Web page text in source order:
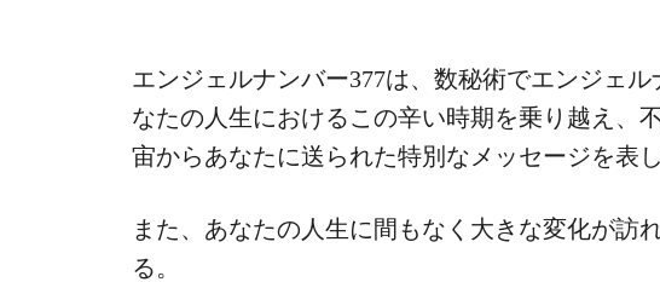
エンジェルナンバー377は、数秘術でエンジェ
なたの人生におけるこの辛い時期を乗り越え、
宙からあなたに送られた特別なメッセージを表し
また、あなたの人生に間もなく大きな変化が訪
る。